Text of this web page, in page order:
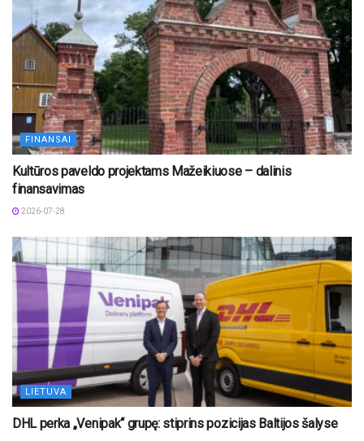
FINANSAI
Kultūros paveldo projektams Mažeikiuose – dalinis
finansavimas
2026-07-28
LIETUVA
DHL perka „Venipak“ grupę: stiprins pozicijas Baltijos šalyse